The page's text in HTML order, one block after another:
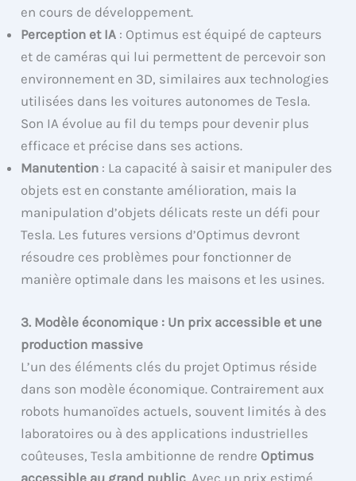
en cours de développement.
Perception et IA : Optimus est équipé de capteurs
et de caméras qui lui permettent de percevoir son
environnement en 3D, similaires aux technologies
utilisées dans les voitures autonomes de Tesla.
Son IA évolue au fil du temps pour devenir plus
efficace et précise dans ses actions.
Manutention : La capacité à saisir et manipuler des
objets est en constante amélioration, mais la
manipulation d’objets délicats reste un défi pour
Tesla. Les futures versions d’Optimus devront
résoudre ces problèmes pour fonctionner de
manière optimale dans les maisons et les usines.
3. Modèle économique : Un prix accessible et une
production massive
L’un des éléments clés du projet Optimus réside
dans son modèle économique. Contrairement aux
robots humanoïdes actuels, souvent limités à des
laboratoires ou à des applications industrielles
coûteuses, Tesla ambitionne de rendre Optimus
accessible au grand public. Avec un prix estimé